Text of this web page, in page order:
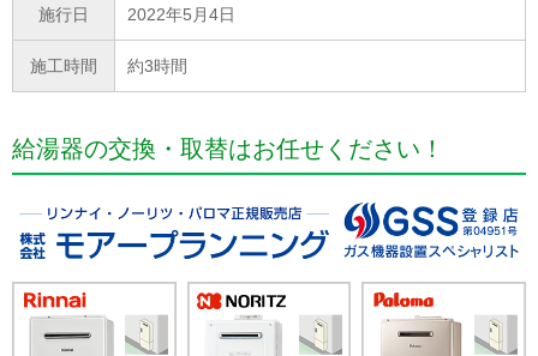
施行日 2022年5月4日
施工時間 約3時間
給湯器の交換・取替はお任せください！